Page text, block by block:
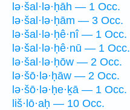
lə·šal·lə·ḥāh — 1 Occ.
lə·šal·lə·ḥām — 3 Occ.
lə·šal·lə·ḥê·nî — 1 Occ.
lə·šal·lə·ḥê·nū — 1 Occ.
lə·šal·lə·ḥōw — 2 Occ.
lə·šō·lə·ḥāw — 2 Occ.
lə·šō·lə·ḥe·ḵā — 1 Occ.
liš·lō·aḥ — 10 Occ.